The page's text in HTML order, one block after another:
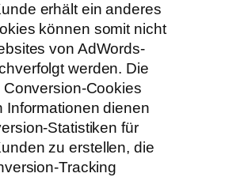
erhält ein anderes
können somit nicht
von AdWords-
werden. Die
Conversion-Cookies
Informationen dienen
Statistiken für
zu erstellen, die
Tracking